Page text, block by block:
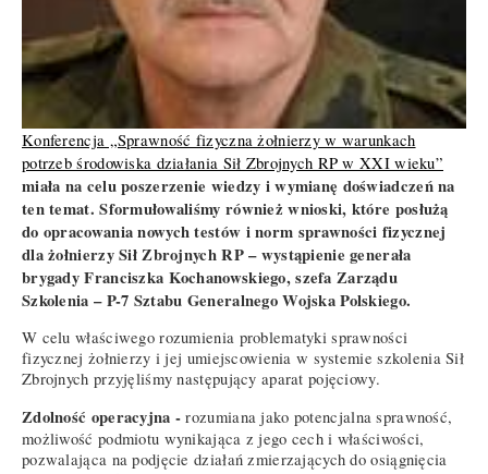
Konferencja „Sprawność fizyczna żołnierzy w warunkach
potrzeb środowiska działania Sił Zbrojnych RP w XXI wieku”
miała na celu poszerzenie wiedzy i wymianę doświadczeń na
ten temat. Sformułowaliśmy również wnioski, które posłużą
do opracowania nowych testów i norm sprawności fizycznej
dla żołnierzy Sił Zbrojnych RP – wystąpienie generała
brygady Franciszka Kochanowskiego, szefa Zarządu
Szkolenia – P-7 Sztabu Generalnego Wojska Polskiego.
W celu właściwego rozumienia problematyki sprawności
fizycznej żołnierzy i jej umiejscowienia w systemie szkolenia Sił
Zbrojnych przyjęliśmy następujący aparat pojęciowy.
Zdolność operacyjna -rozumiana jako potencjalna sprawność,
możliwość podmiotu wynikająca z jego cech i właściwości,
pozwalająca na podjęcie działań zmierzających do osiągnięcia